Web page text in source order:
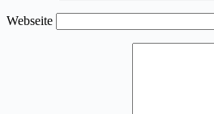
Webseite